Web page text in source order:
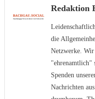
Redaktion
die
Netzwerke.
"ehrenamtlich"
Spenden
Nachrichten